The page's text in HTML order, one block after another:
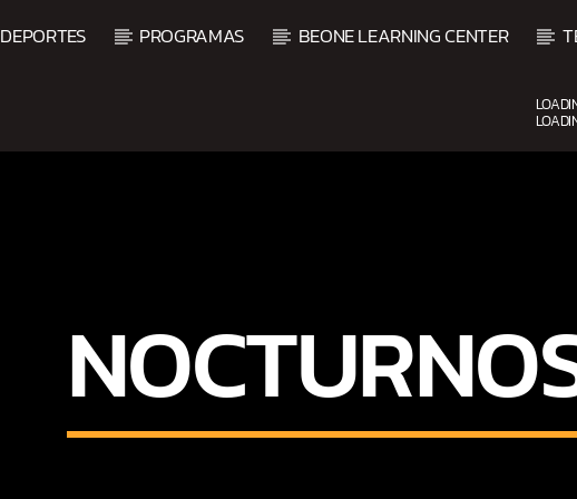
DEPORTES PROGRAMAS BEONE LEARNING CENTER